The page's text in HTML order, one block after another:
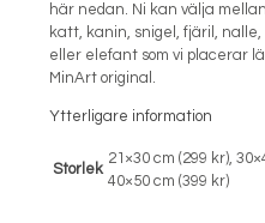
här nedan. Ni kan välja
katt, kanin, snigel, fjäril, nalle,
eller elefant som vi placerar
MinArt original.
Ytterligare information
Storlek
21×30 cm (299 kr),
40×50 cm (399 kr)